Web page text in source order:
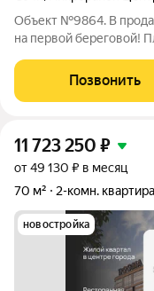
Объект №9864. В
на первой береговой!
ремонт. Современный
береговой линии в
Позвонить
11 723 250 ₽
от 49 130 ₽ в месяц
70 м²
2-комн. квартира
новостройка